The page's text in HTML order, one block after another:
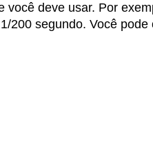
você deve usar. Por
200 segundo. Você